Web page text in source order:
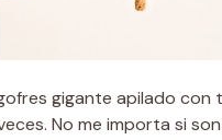
gigante apilado
No me importa si son